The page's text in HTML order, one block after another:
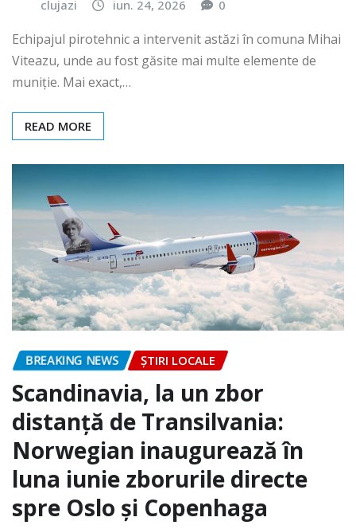
clujazi iun. 24, 2026 0
Echipajul pirotehnic a intervenit astăzi în comuna Mihai
Viteazu, unde au fost găsite mai multe elemente de
muniție. Mai exact,…
READ MORE
BREAKING NEWS ȘTIRI LOCALE
Scandinavia, la un zbor
distanță de Transilvania:
Norwegian inaugurează în
luna iunie zborurile directe
spre Oslo și Copenhaga